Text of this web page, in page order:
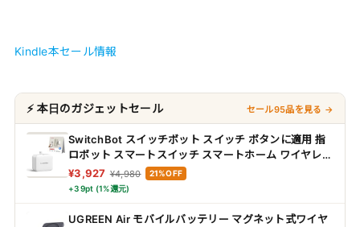
Kindle本セール情報
⚡ 本日のガジェットセール セール95品を見る →
SwitchBot スイッチボット スイッチ ボタンに適用 指
ロボット スマートスイッチ スマートホーム ワイヤレス
タイマー スマホで遠隔操作 Alexa, Google Home,
Siri, IFTTTなどに対応(ハブ必要) ホワイト
¥3,927 ¥4,980
21%OFF
+39pt (1%還元)
UGREEN Air モバイルバッテリー マグネット式ワイヤ